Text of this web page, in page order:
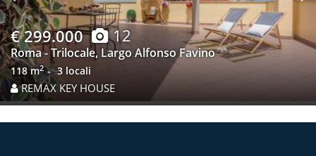
Previous
€ 299.000 12
Roma - Trilocale, Largo Alfonso Favino
118 m2 3 locali
REMAX KEY HOUSE